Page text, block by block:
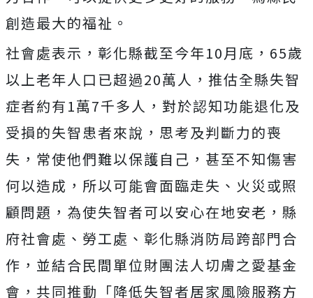
創造最大的福祉。
社會處表示，彰化縣截至今年10月底，65歲
以上老年人口已超過20萬人，推估全縣失智
症者約有1萬7千多人，對於認知功能退化及
受損的失智患者來說，思考及判斷力的喪
失，常使他們難以保護自己，甚至不知傷害
何以造成，所以可能會面臨走失、火災或照
顧問題，為使失智者可以安心在地安老，縣
府社會處、勞工處、彰化縣消防局跨部門合
作，並結合民間單位財團法人切膚之愛基金
會，共同推動「降低失智者居家風險服務方